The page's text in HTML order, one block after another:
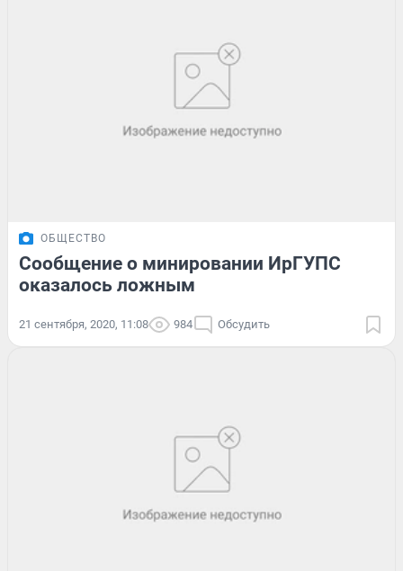
ОБЩЕСТВО
Сообщение о минировании ИрГУПС
оказалось ложным
21 сентября, 2020, 11:08 984 Обсудить